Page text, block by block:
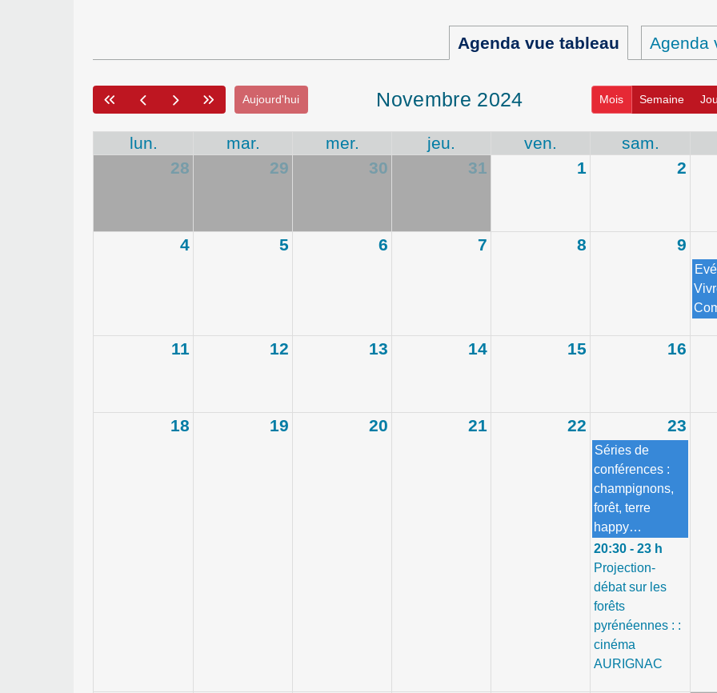
Agenda vue tableau Agenda
Aujourd'hui novembre 2024 Mois Semaine
lun. mar. mer. jeu. ven.
sam.
28
29 30 31 1 2
4 5 6 7 8 9
11 12 13 14 15 16
18 19 20 21 22 23
Séries de
conférences :
champignons,
forêt, terre
happy…
20:30 - 23 h
Projection-
débat sur les
forêts
pyrénéennes : :
cinéma
AURIGNAC